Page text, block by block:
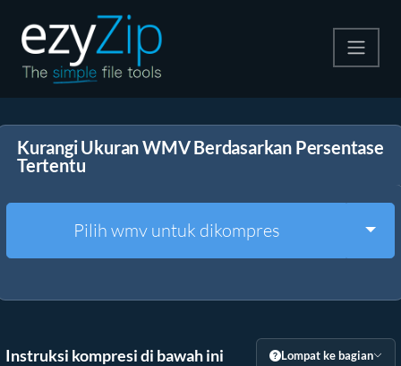
Ekstrak
Alat Lainnya
Kurangi Ukuran WMV Berdasarkan Persentase
Tertentu
Pilih wmv untuk dikompres
Instruksi kompresi di bawah ini Lompat ke bagian